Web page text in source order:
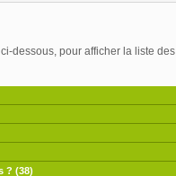
dessous, pour afficher la liste des
? (38)